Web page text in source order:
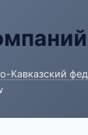
Кавказский